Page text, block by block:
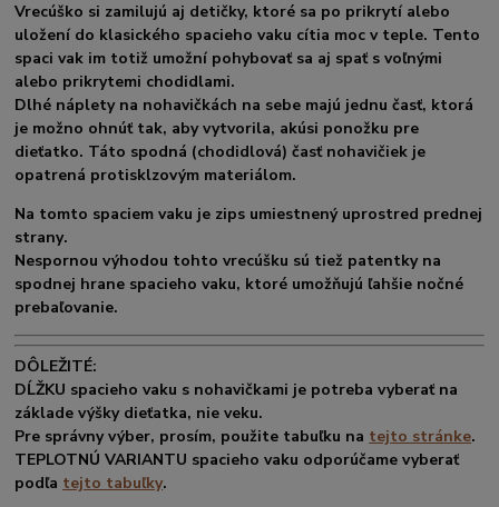
Vrecúško si zamilujú aj detičky, ktoré sa po prikrytí alebo
uložení do klasického spacieho vaku cítia moc v teple. Tento
spaci vak im totiž umožní pohybovať sa aj spať s voľnými
alebo prikrytemi chodidlami.
Dlhé nápletyna nohavičkách na sebe majú jednu časť, ktorá
je možno ohnúť tak, aby vytvorila, akúsi ponožku pre
dieťatko. Táto spodná (chodidlová) časť nohavičiek je
opatrená protisklzovým materiálom.
Na tomto spaciem vaku je zips umiestnený uprostred prednej
strany.
Nespornou výhodou tohto vrecúšku sú tiež patentky na
spodnej hrane spacieho vaku, ktoré umožňujú ľahšie nočné
prebaľovanie.
DÔLEŽITÉ:
DĹŽKU spacieho vaku s nohavičkami je potreba vyberať na
základevýšky dieťatka, nie veku.
Pre správny výber, prosím, použite tabuľku na tejto stránke.
TEPLOTNÚ VARIANTU spacieho vaku odporúčamevyberať
podľa tejto tabuľky.